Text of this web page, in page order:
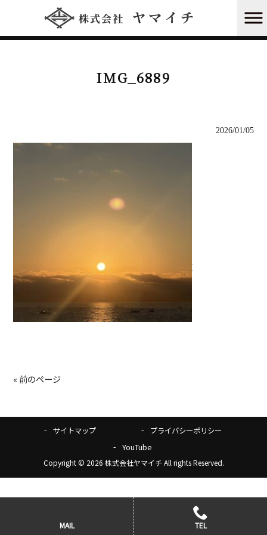
株式会社ヤマイチ HOME
IMG_6889
2026/01/05
« 前のページ
サイトマップ
プライバシーポリシー
YouTube
Copyright © 2026 株式会社ヤマイチ All rights Reserved.
MAIL TEL